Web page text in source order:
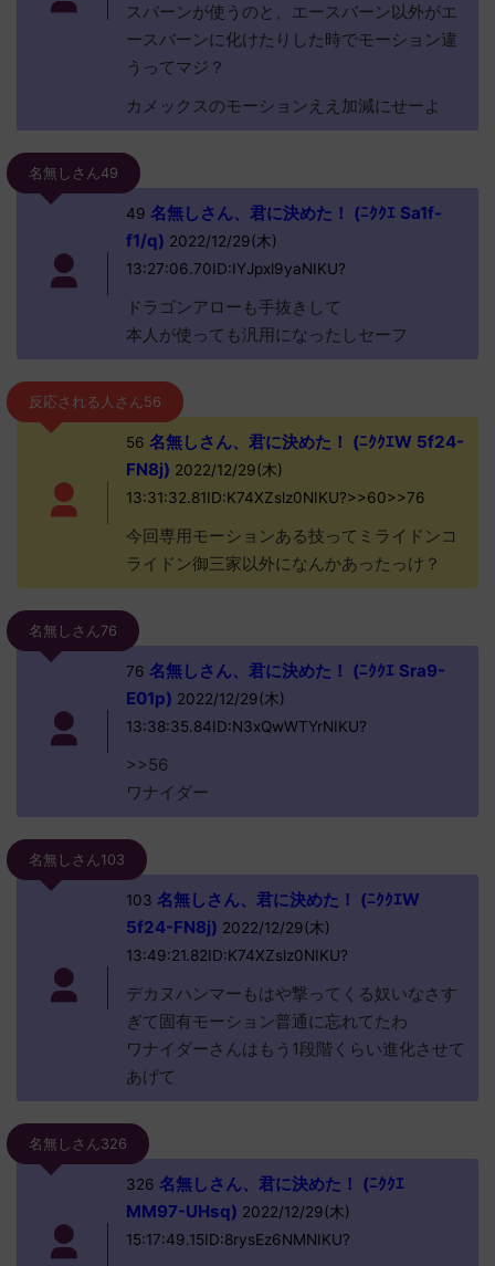
スバーンが使うのと、エースバーン以外がエ
ースバーンに化けたりした時でモーション違
うってマジ？
カメックスのモーションええ加減にせーよ
名無しさん49
49 名無しさん、君に決めた！ (ﾆｸｸｴ Sa1f-
f1/q) 2022/12/29(木)
13:27:06.70ID:IYJpxl9yaNIKU?
ドラゴンアローも手抜きして
本人が使っても汎用になったしセーフ
反応される人さん56
56 名無しさん、君に決めた！ (ﾆｸｸｴW 5f24-
FN8j) 2022/12/29(木)
13:31:32.81ID:K74XZslz0NIKU?>>60>>76
今回専用モーションある技ってミライドンコ
ライドン御三家以外になんかあったっけ？
名無しさん76
76 名無しさん、君に決めた！ (ﾆｸｸｴ Sra9-
E01p) 2022/12/29(木)
13:38:35.84ID:N3xQwWTYrNIKU?
>>56
ワナイダー
名無しさん103
103 名無しさん、君に決めた！ (ﾆｸｸｴW
5f24-FN8j) 2022/12/29(木)
13:49:21.82ID:K74XZslz0NIKU?
デカヌハンマーもはや撃ってくる奴いなさす
ぎて固有モーション普通に忘れてたわ
ワナイダーさんはもう1段階くらい進化させて
あげて
名無しさん326
326 名無しさん、君に決めた！ (ﾆｸｸｴ
MM97-UHsq) 2022/12/29(木)
15:17:49.15ID:8rysEz6NMNIKU?